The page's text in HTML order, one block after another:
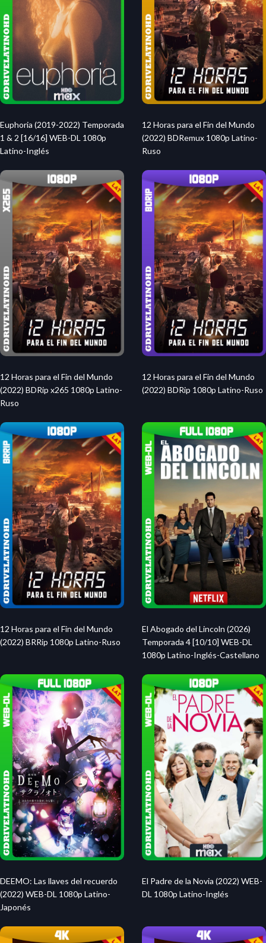
Euphoria (2019-2022) Temporada
1 & 2 [16/16] WEB-DL 1080p
Latino-Inglés
12 Horas para el Fin del Mundo
(2022) BDRemux 1080p Latino-
Ruso
12 Horas para el Fin del Mundo
(2022) BDRip x265 1080p Latino-
Ruso
12 Horas para el Fin del Mundo
(2022) BDRip 1080p Latino-Ruso
12 Horas para el Fin del Mundo
(2022) BRRip 1080p Latino-Ruso
El Abogado del Lincoln (2026)
Temporada 4 [10/10] WEB-DL
1080p Latino-Inglés-Castellano
DEEMO: Las llaves del recuerdo
(2022) WEB-DL 1080p Latino-
Japonés
El Padre de la Novia (2022) WEB-
DL 1080p Latino-Inglés